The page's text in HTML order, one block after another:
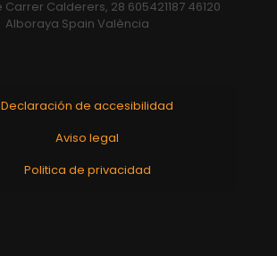
Calderers, 28 605421187 46120
Alboraya Spain València
Declaración de accesibilidad
Aviso legal
Politica de privacidad